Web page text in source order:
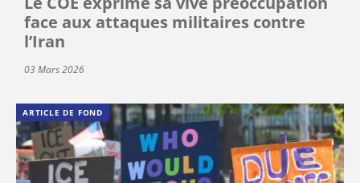
face aux attaques militaires contre
l’Iran
03 Mars 2026
ARTICLE DE FOND